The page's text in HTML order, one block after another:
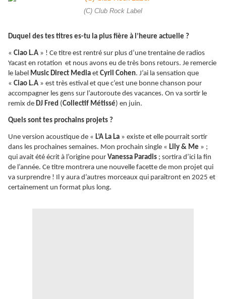
(C) Club Rock Label
Duquel des tes titres es-tu la plus fière à l’heure actuelle ?
« Ciao L.A » ! Ce titre est rentré sur plus d’une trentaine de radios
Yacast en rotation et nous avons eu de très bons retours. Je remercie
le label Music Direct Media et Cyril Cohen. J’ai la sensation que
« Ciao L.A » est très estival et que c’est une bonne chanson pour
accompagner les gens sur l’autoroute des vacances. On va sortir le
remix de DJ Fred (Collectif Métissé) en juin.
Quels sont tes prochains projets ?
Une version acoustique de « L’A La La » existe et elle pourrait sortir
dans les prochaines semaines. Mon prochain single « Lily & Me » ;
qui avait été écrit à l’origine pour Vanessa Paradis ; sortira d’ici la fin
de l’année. Ce titre montrera une nouvelle facette de mon projet qui
va surprendre ! Il y aura d’autres morceaux qui paraîtront en 2025 et
certainement un format plus long.